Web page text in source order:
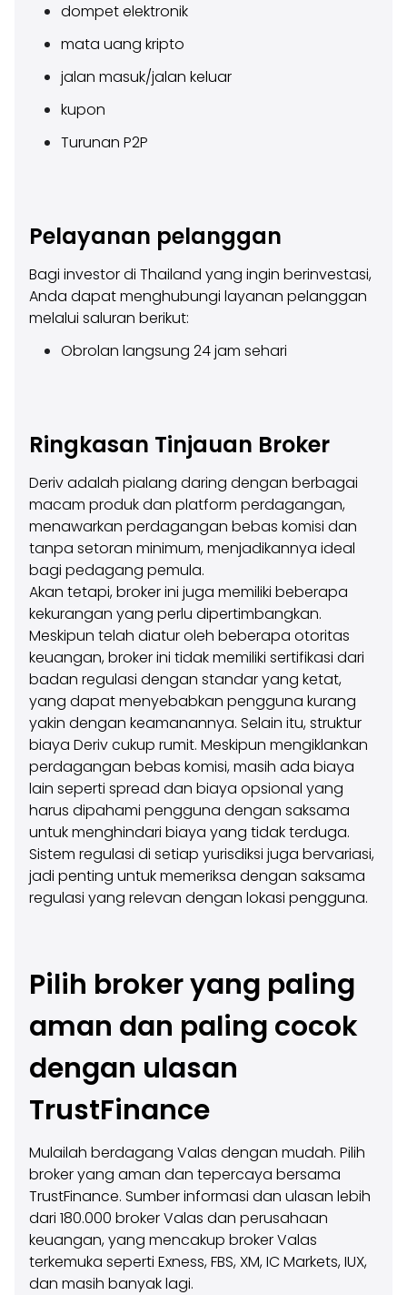
dompet elektronik
mata uang kripto
jalan masuk/jalan keluar
kupon
Turunan P2P
Pelayanan pelanggan
Bagi investor di Thailand yang ingin berinvestasi,
Anda dapat menghubungi layanan pelanggan
melalui saluran berikut:
Obrolan langsung 24 jam sehari
Ringkasan Tinjauan Broker
Deriv adalah pialang daring dengan berbagai
macam produk dan platform perdagangan,
menawarkan perdagangan bebas komisi dan
tanpa setoran minimum, menjadikannya ideal
bagi pedagang pemula.
Akan tetapi, broker ini juga memiliki beberapa
kekurangan yang perlu dipertimbangkan.
Meskipun telah diatur oleh beberapa otoritas
keuangan, broker ini tidak memiliki sertifikasi dari
badan regulasi dengan standar yang ketat,
yang dapat menyebabkan pengguna kurang
yakin dengan keamanannya. Selain itu, struktur
biaya Deriv cukup rumit. Meskipun mengiklankan
perdagangan bebas komisi, masih ada biaya
lain seperti spread dan biaya opsional yang
harus dipahami pengguna dengan saksama
untuk menghindari biaya yang tidak terduga.
Sistem regulasi di setiap yurisdiksi juga bervariasi,
jadi penting untuk memeriksa dengan saksama
regulasi yang relevan dengan lokasi pengguna.
Pilih broker yang paling
aman dan paling cocok
dengan ulasan
TrustFinance
Mulailah berdagang Valas dengan mudah. Pilih
broker yang aman dan tepercaya bersama
TrustFinance. Sumber informasi dan ulasan lebih
dari 180.000 broker Valas dan perusahaan
keuangan, yang mencakup broker Valas
terkemuka seperti Exness, FBS, XM, IC Markets, IUX,
dan masih banyak lagi.